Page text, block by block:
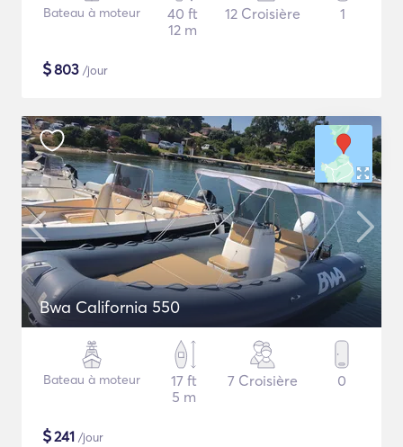
Bateau à moteur
40 ft
12 m
12 Croisière 1
$803 /jour
Bwa California 550
Bateau à moteur
17 ft
5 m
7 Croisière 0
$241 /jour